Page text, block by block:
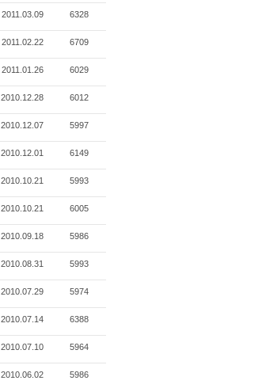
2011.03.09 6328
2011.02.22 6709
2011.01.26 6029
2010.12.28 6012
2010.12.07 5997
2010.12.01 6149
2010.10.21 5993
2010.10.21 6005
2010.09.18 5986
2010.08.31 5993
2010.07.29 5974
2010.07.14 6388
2010.07.10 5964
2010.06.02 5986